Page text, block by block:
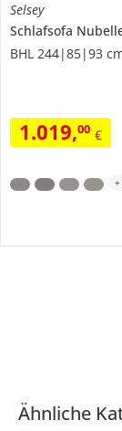
Selsey
Schlafsofa
BHL 244|85|93
1.019,00 €
+
Ähnliche